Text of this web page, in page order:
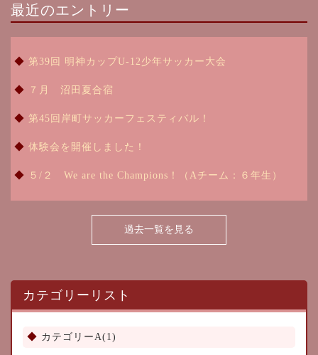
最近のエントリー
第39回 明神カップU-12少年サッカー大会
７月 沼田夏合宿
第45回岸町サッカーフェスティバル！
体験会を開催しました！
５/２ We are the Champions！（Aチーム：６年生）
過去一覧を見る
カテゴリーリスト
カテゴリーA(1)